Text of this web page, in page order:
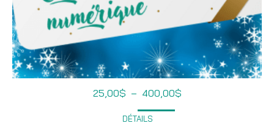
25,00$ – 400,00$Plage
DÉTAILS